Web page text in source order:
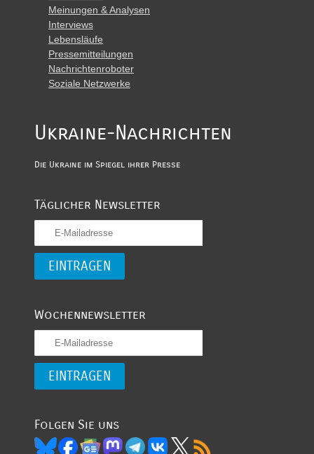
Meinungen & Analysen
Interviews
Lebensläufe
Pressemitteilungen
Nachrichtenroboter
Soziale Netzwerke
Ukraine-Nachrichten
Die Ukraine im Spiegel ihrer Presse
Täglicher Newsletter
Wochennewsletter
Folgen Sie uns